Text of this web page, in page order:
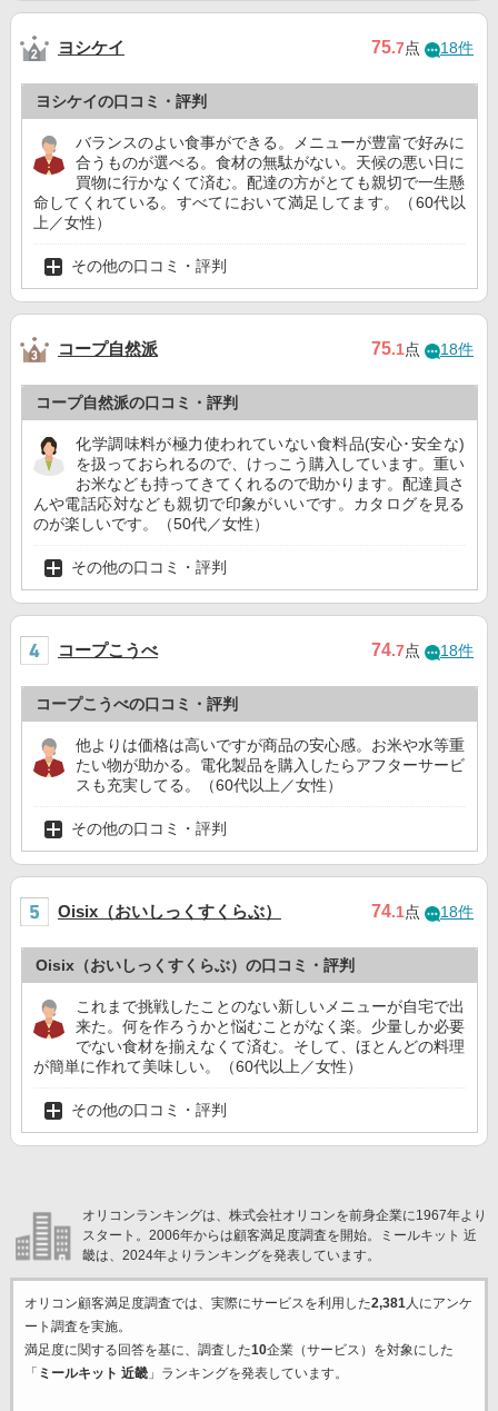
ヨシケイ 75.7点 18件
ヨシケイの口コミ・評判
バランスのよい食事ができる。メニューが豊富で好みに
合うものが選べる。食材の無駄がない。天候の悪い日に
買物に行かなくて済む。配達の方がとても親切で一生懸
命してくれている。すべてにおいて満足してます。（60代以
上／女性）
その他の口コミ・評判
コープ自然派 75.1点 18件
コープ自然派の口コミ・評判
化学調味料が極力使われていない食料品(安心･安全な)
を扱っておられるので、けっこう購入しています。重い
お米なども持ってきてくれるので助かります。配達員さ
んや電話応対なども親切で印象がいいです。カタログを見る
のが楽しいです。（50代／女性）
その他の口コミ・評判
コープこうべ 74.7点 18件
コープこうべの口コミ・評判
他よりは価格は高いですが商品の安心感。お米や水等重
たい物が助かる。電化製品を購入したらアフターサービ
スも充実してる。（60代以上／女性）
その他の口コミ・評判
Oisix（おいしっくすくらぶ） 74.1点 18件
Oisix（おいしっくすくらぶ）の口コミ・評判
これまで挑戦したことのない新しいメニューが自宅で出
来た。何を作ろうかと悩むことがなく楽。少量しか必要
でない食材を揃えなくて済む。そして、ほとんどの料理
が簡単に作れて美味しい。（60代以上／女性）
その他の口コミ・評判
オリコンランキングは、株式会社オリコンを前身企業に1967年より
スタート。2006年からは顧客満足度調査を開始。ミールキット 近
畿は、2024年よりランキングを発表しています。
オリコン顧客満足度調査では、実際にサービスを利用した2,381人にアンケ
ート調査を実施。
満足度に関する回答を基に、調査した10企業（サービス）を対象にした
「 ミールキット 近畿」ランキングを発表しています。